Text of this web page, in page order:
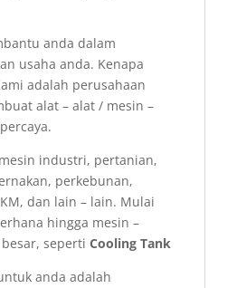
anda dalam
usaha anda. Kenapa
adalah perusahaan
alat – alat / mesin –
industri, pertanian,
perkebunan,
dan lain – lain. Mulai
hingga mesin –
seperti Cooling Tank
anda adalah